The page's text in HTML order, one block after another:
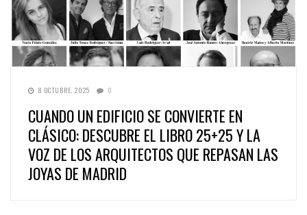
8 OCTUBRE, 2025 0
CUANDO UN EDIFICIO SE CONVIERTE EN
CLÁSICO: DESCUBRE EL LIBRO 25+25 Y LA
VOZ DE LOS ARQUITECTOS QUE REPASAN LAS
JOYAS DE MADRID